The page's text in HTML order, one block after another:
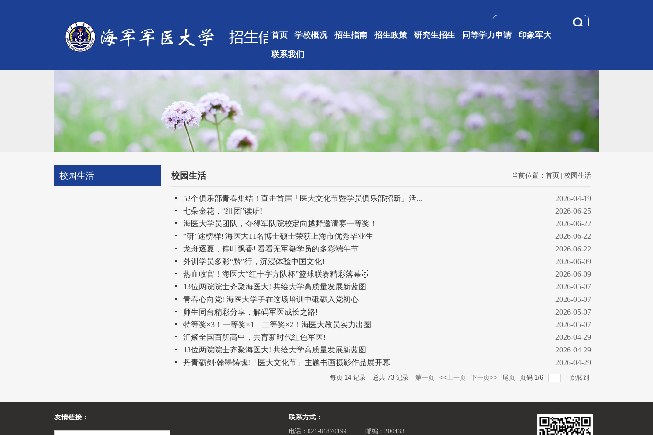
首页 学校概况 招生指南 招生政策 研究生招生 同等学力申请 印象军大
联系我们
校园生活 校园生活 当前位置： 首页 校园生活
52个俱乐部青春集结！直击首届「医大文化节暨学员俱乐部招新」活...
2026-04-19
七朵金花，“组团”读研!
2026-06-25
海医大学员团队，夺得军队院校定向越野邀请赛一等奖！
2026-06-22
“研”途榜样! 海医大11名博士硕士荣获上海市优秀毕业生
2026-06-22
龙舟逐夏，粽叶飘香! 看看无军籍学员的多彩端午节
2026-06-22
外训学员多彩“黔”行，沉浸体验中国文化!
2026-06-09
热血收官！海医大“红十字方队杯”篮球联赛精彩落幕🥇
2026-06-09
13位两院院士齐聚海医大! 共绘大学高质量发展新蓝图
2026-05-07
青春心向党! 海医大学子在这场培训中砥砺入党初心
2026-05-07
师生同台精彩分享，解码军医成长之路!
2026-05-07
特等奖×3！一等奖×1！二等奖×2！海医大教员实力出圈
2026-05-07
汇聚全国百所高中，共育新时代红色军医!
2026-04-29
13位两院院士齐聚海医大! 共绘大学高质量发展新蓝图
2026-04-29
丹青砺剑·翰墨铸魂!「医大文化节」主题书画摄影作品展开幕
2026-04-29
每页 14 记录 总共 73 记录 第一页 <<上一页 下一页>> 尾页 页码 1/6 跳转到
友情链接：
联系方式：
电话：021-81870199
邮编：200433